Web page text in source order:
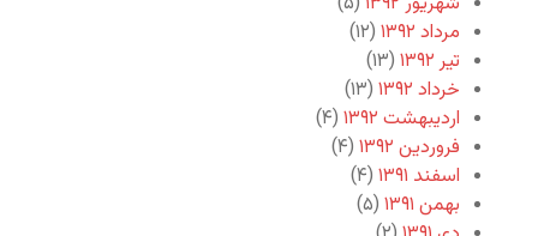
مرداد ۱۳۹۲
(۱۲)
تیر ۱۳۹۲
(۱۳)
خرداد ۱۳۹۲
(۱۳)
اردیبهشت ۱۳۹۲
(۴)
فروردین ۱۳۹۲
(۴)
اسفند ۱۳۹۱
(۴)
بهمن ۱۳۹۱
(۵)